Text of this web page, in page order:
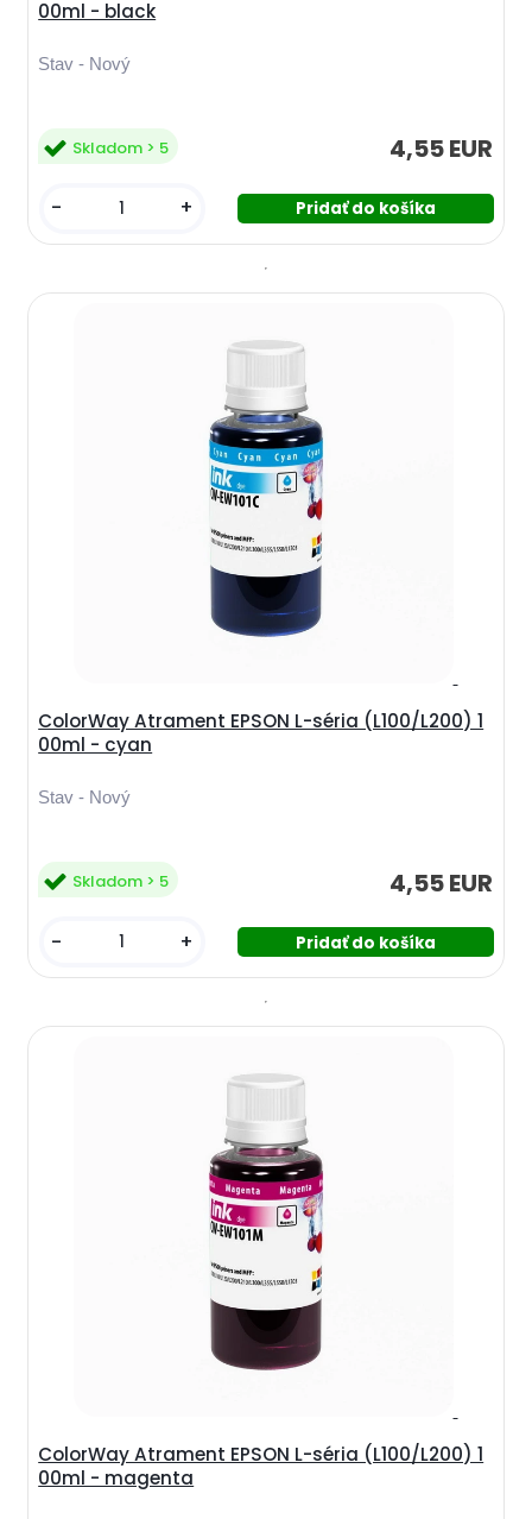
00ml - black
Stav - Nový
4,55 EUR
Skladom > 5
- +
ColorWay Atrament EPSON L-séria (L100/L200) 1
00ml - cyan
Stav - Nový
4,55 EUR
Skladom > 5
- +
ColorWay Atrament EPSON L-séria (L100/L200) 1
00ml - magenta